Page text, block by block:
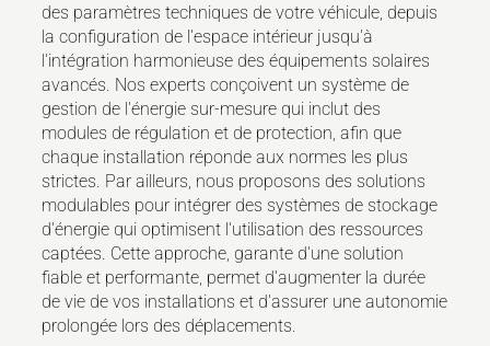
des paramètres techniques de votre véhicule, depuis
la configuration de l'espace intérieur jusqu'à
l'intégration harmonieuse des équipements solaires
avancés. Nos experts conçoivent un système de
gestion de l'énergie sur-mesure qui inclut des
modules de régulation et de protection, afin que
chaque installation réponde aux normes les plus
strictes. Par ailleurs, nous proposons des solutions
modulables pour intégrer des systèmes de stockage
d'énergie qui optimisent l'utilisation des ressources
captées. Cette approche, garante d'une solution
fiable et performante, permet d'augmenter la durée
de vie de vos installations et d'assurer une autonomie
prolongée lors des déplacements.